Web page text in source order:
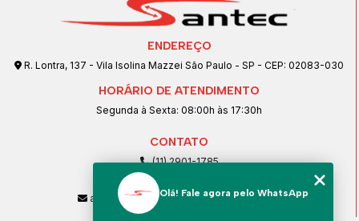
ENDEREÇO
R. Lontra, 137 - Vila Isolina Mazzei São Paulo - SP - CEP: 02083-030
HORÁRIO DE ATENDIMENTO
Segunda à Sexta: 08:00h às 17:30h
CONTATO
(11) 2901-1785
(11) 99239-1832
atendimento@santeccopiadoras.com.br
Olá! Fale agora pelo WhatsApp